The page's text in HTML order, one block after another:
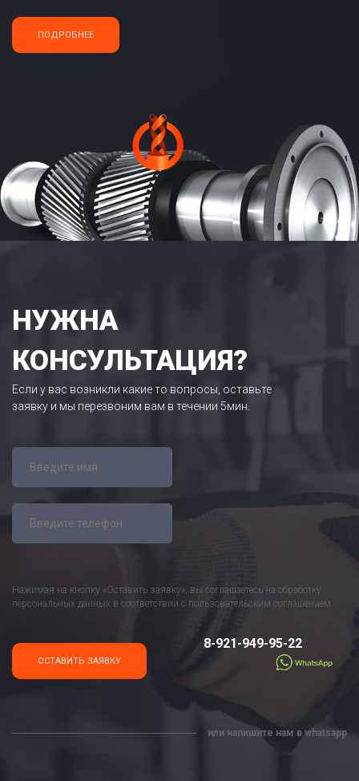
ПОДРОБНЕЕ
НУЖНА
КОНСУЛЬТАЦИЯ?
Если у вас возникли какие то вопросы, оставьте
заявку и мы перезвоним вам в течении 5мин.
Нажимая на кнопку «Оставить заявку», вы соглашаетесь на обработку
персональных данных в соответствии с пользовательским соглашением
8-921-949-95-22
или напишите нам в whatsapp